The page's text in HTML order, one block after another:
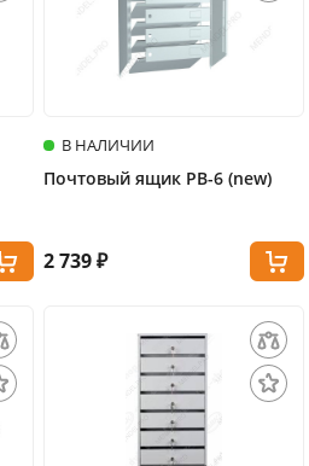
В НАЛИЧИИ
Почтовый ящик PB-6 (new)
2 739 ₽